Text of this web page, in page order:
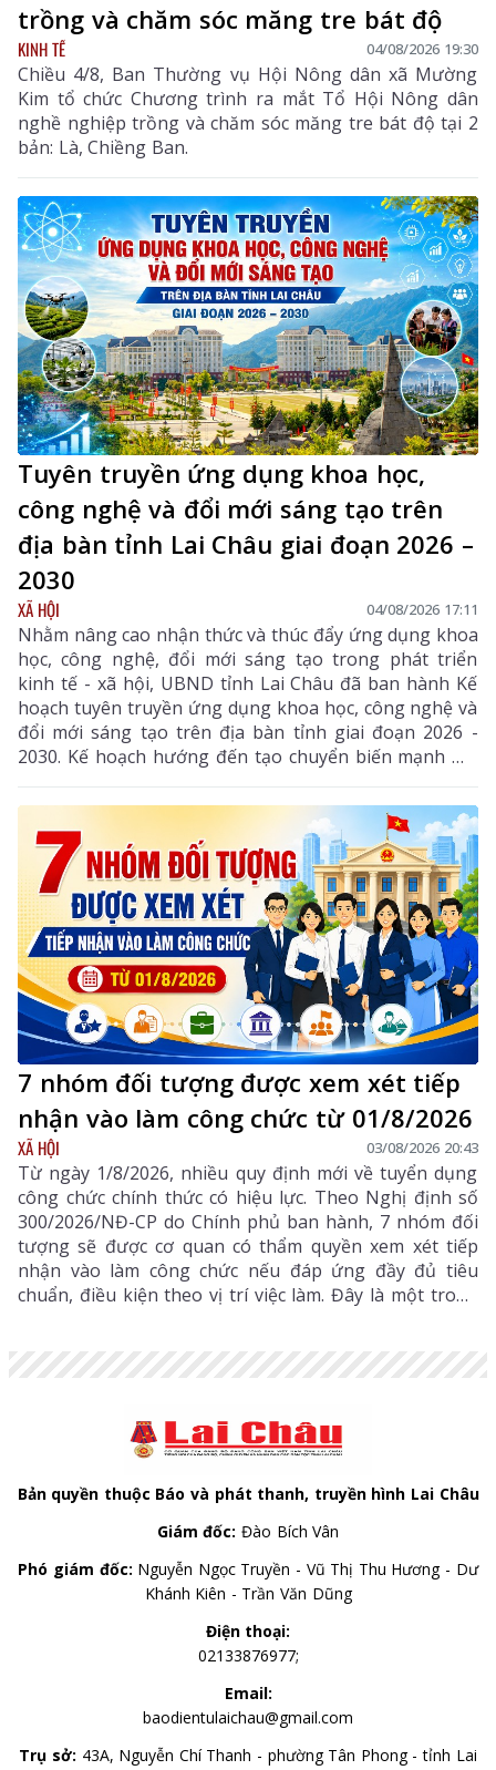
trồng và chăm sóc măng tre bát độ
KINH TẾ 04/08/2026 19:30
Chiều 4/8, Ban Thường vụ Hội Nông dân xã Mường
Kim tổ chức Chương trình ra mắt Tổ Hội Nông dân
nghề nghiệp trồng và chăm sóc măng tre bát độ tại 2
bản: Là, Chiềng Ban.
Tuyên truyền ứng dụng khoa học,
công nghệ và đổi mới sáng tạo trên
địa bàn tỉnh Lai Châu giai đoạn 2026 –
2030
XÃ HỘI 04/08/2026 17:11
Nhằm nâng cao nhận thức và thúc đẩy ứng dụng khoa
học, công nghệ, đổi mới sáng tạo trong phát triển
kinh tế - xã hội, UBND tỉnh Lai Châu đã ban hành Kế
hoạch tuyên truyền ứng dụng khoa học, công nghệ và
đổi mới sáng tạo trên địa bàn tỉnh giai đoạn 2026 -
2030. Kế hoạch hướng đến tạo chuyển biến mạnh mẽ
từ nhận thức đến hành động, phát huy vai trò của
khoa học, công nghệ, đổi mới sáng tạo và chuyển đổi
số, góp phần thực hiện hiệu quả các mục tiêu phát
triển của tỉnh trong giai đoạn mới.
7 nhóm đối tượng được xem xét tiếp
nhận vào làm công chức từ 01/8/2026
XÃ HỘI 03/08/2026 20:43
Từ ngày 1/8/2026, nhiều quy định mới về tuyển dụng
công chức chính thức có hiệu lực. Theo Nghị định số
300/2026/NĐ-CP do Chính phủ ban hành, 7 nhóm đối
tượng sẽ được cơ quan có thẩm quyền xem xét tiếp
nhận vào làm công chức nếu đáp ứng đầy đủ tiêu
chuẩn, điều kiện theo vị trí việc làm. Đây là một trong
Bản quyền thuộc Báo và phát thanh, truyền hình Lai Châu
Giám đốc: Đào Bích Vân
Phó giám đốc: Nguyễn Ngọc Truyền - Vũ Thị Thu Hương - Dư
Khánh Kiên - Trần Văn Dũng
Điện thoại:
02133876977;
Email:
baodientulaichau@gmail.com
Trụ sở: 43A, Nguyễn Chí Thanh - phường Tân Phong - tỉnh Lai